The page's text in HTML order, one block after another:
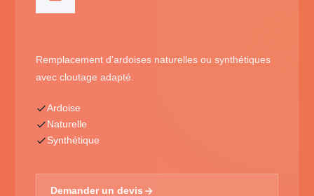
Remplacement d'ardoises naturelles ou synthétiques
avec cloutage adapté.
Ardoise
Naturelle
Synthétique
Demander un devis